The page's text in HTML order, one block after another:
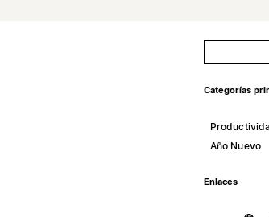
Categorías
Año Nuevo
Enlaces